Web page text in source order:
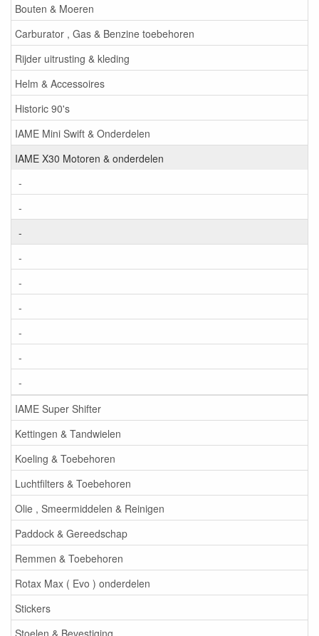
Bouten & Moeren
Carburator , Gas & Benzine toebehoren
Rijder uitrusting & kleding
Helm & Accessoires
Historic 90's
IAME Mini Swift & Onderdelen
IAME X30 Motoren & onderdelen
-
-
-
-
-
-
-
-
-
IAME Super Shifter
Kettingen & Tandwielen
Koeling & Toebehoren
Luchtfilters & Toebehoren
Olie , Smeermiddelen & Reinigen
Paddock & Gereedschap
Remmen & Toebehoren
Rotax Max ( Evo ) onderdelen
Stickers
Stoelen & Bevestiging